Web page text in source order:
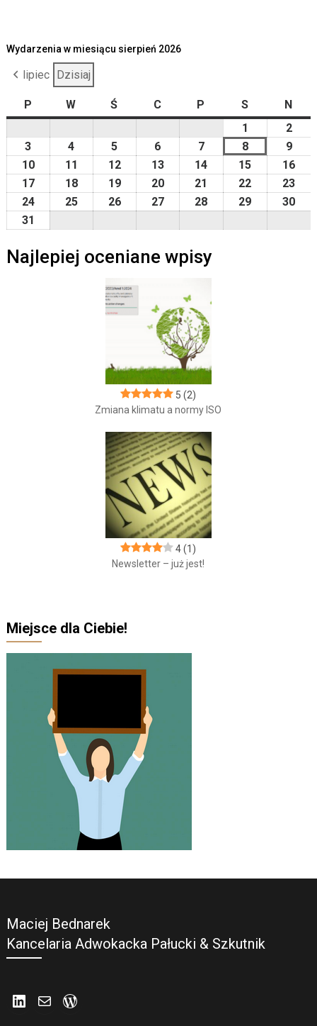
Wydarzenia w miesiącu sierpień 2026
lipiec Dzisiaj
P poniedziałek
W wtorekŚ Cczwartek
P Ssobota N
1
08-
01
2
08-
02
3
08-
03
4
08-
04
5
08-
05
6
08-
06
72026-
08-
07
82026-
08-
08
9
08-
09
102026-
08-
10
11
08-
11
122026-
08-
12
132026-
08-
13
14 15 16
172026-
08-
182026-
08-
192026-
08-
202026-
08-
21 22 23
242026-
252026-
262026-
272026-
28 29 30
31
31
Najlepiej oceniane wpisy
5 (2)
Zmiana klimatu a normy ISO
4 (1)
Newsletter – już jest!
Miejsce dla Ciebie!
Maciej Bednarek
Kancelaria Adwokacka Pałucki & Szkutnik
LinkedIn
Mail